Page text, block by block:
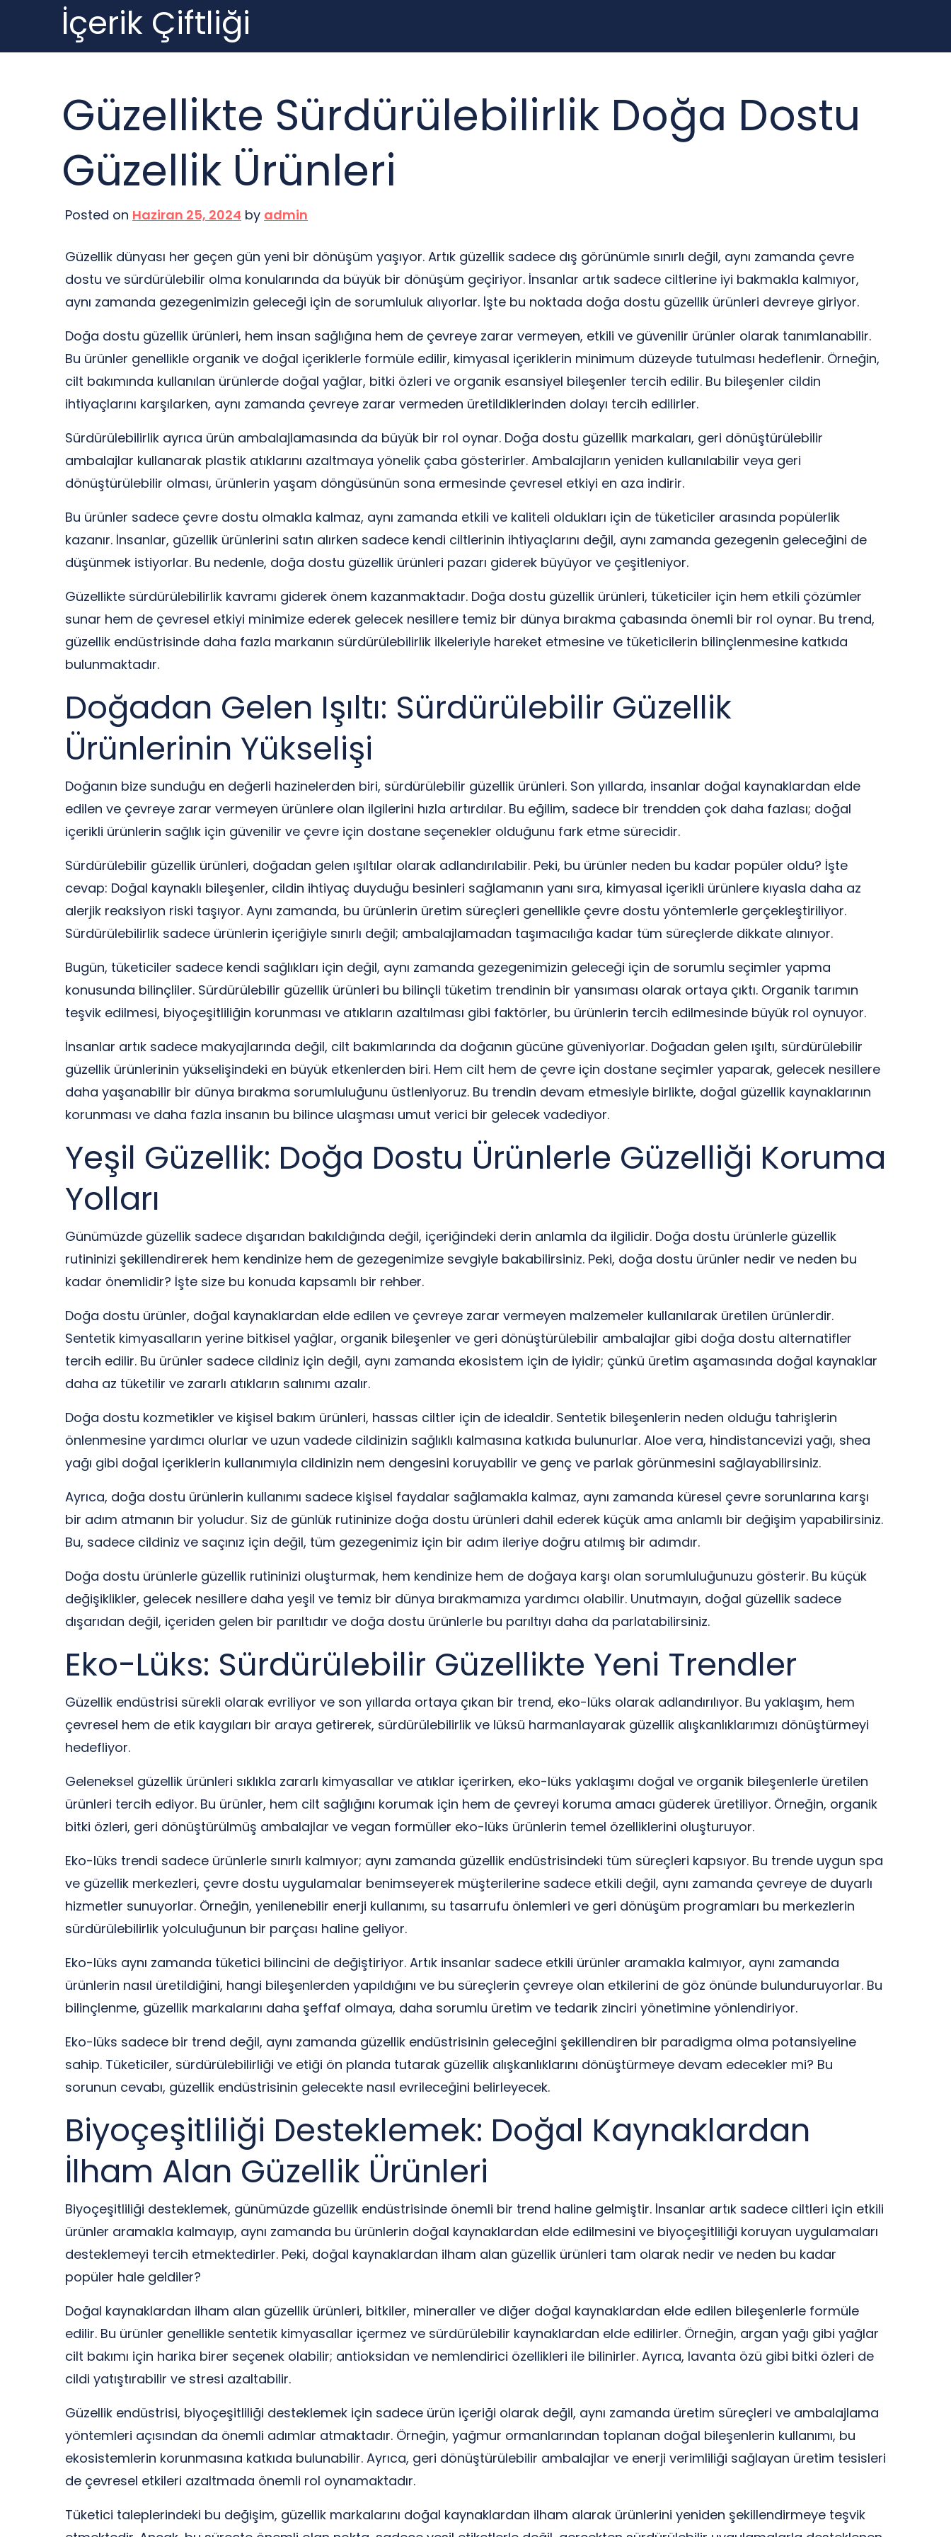
content
İçerik Çiftliği
Güzellikte Sürdürülebilirlik Doğa Dostu
Güzellik Ürünleri
Posted on Haziran 25, 2024 by admin
Güzellik dünyası her geçen gün yeni bir dönüşüm yaşıyor. Artık güzellik sadece dış görünümle sınırlı değil, aynı zamanda çevre
dostu ve sürdürülebilir olma konularında da büyük bir dönüşüm geçiriyor. İnsanlar artık sadece ciltlerine iyi bakmakla kalmıyor,
aynı zamanda gezegenimizin geleceği için de sorumluluk alıyorlar. İşte bu noktada doğa dostu güzellik ürünleri devreye giriyor.
Doğa dostu güzellik ürünleri, hem insan sağlığına hem de çevreye zarar vermeyen, etkili ve güvenilir ürünler olarak tanımlanabilir.
Bu ürünler genellikle organik ve doğal içeriklerle formüle edilir, kimyasal içeriklerin minimum düzeyde tutulması hedeflenir. Örneğin,
cilt bakımında kullanılan ürünlerde doğal yağlar, bitki özleri ve organik esansiyel bileşenler tercih edilir. Bu bileşenler cildin
ihtiyaçlarını karşılarken, aynı zamanda çevreye zarar vermeden üretildiklerinden dolayı tercih edilirler.
Sürdürülebilirlik ayrıca ürün ambalajlamasında da büyük bir rol oynar. Doğa dostu güzellik markaları, geri dönüştürülebilir
ambalajlar kullanarak plastik atıklarını azaltmaya yönelik çaba gösterirler. Ambalajların yeniden kullanılabilir veya geri
dönüştürülebilir olması, ürünlerin yaşam döngüsünün sona ermesinde çevresel etkiyi en aza indirir.
Bu ürünler sadece çevre dostu olmakla kalmaz, aynı zamanda etkili ve kaliteli oldukları için de tüketiciler arasında popülerlik
kazanır. İnsanlar, güzellik ürünlerini satın alırken sadece kendi ciltlerinin ihtiyaçlarını değil, aynı zamanda gezegenin geleceğini de
düşünmek istiyorlar. Bu nedenle, doğa dostu güzellik ürünleri pazarı giderek büyüyor ve çeşitleniyor.
Güzellikte sürdürülebilirlik kavramı giderek önem kazanmaktadır. Doğa dostu güzellik ürünleri, tüketiciler için hem etkili çözümler
sunar hem de çevresel etkiyi minimize ederek gelecek nesillere temiz bir dünya bırakma çabasında önemli bir rol oynar. Bu trend,
güzellik endüstrisinde daha fazla markanın sürdürülebilirlik ilkeleriyle hareket etmesine ve tüketicilerin bilinçlenmesine katkıda
bulunmaktadır.
Doğadan Gelen Işıltı: Sürdürülebilir Güzellik
Ürünlerinin Yükselişi
Doğanın bize sunduğu en değerli hazinelerden biri, sürdürülebilir güzellik ürünleri. Son yıllarda, insanlar doğal kaynaklardan elde
edilen ve çevreye zarar vermeyen ürünlere olan ilgilerini hızla artırdılar. Bu eğilim, sadece bir trendden çok daha fazlası; doğal
içerikli ürünlerin sağlık için güvenilir ve çevre için dostane seçenekler olduğunu fark etme sürecidir.
Sürdürülebilir güzellik ürünleri, doğadan gelen ışıltılar olarak adlandırılabilir. Peki, bu ürünler neden bu kadar popüler oldu? İşte
cevap: Doğal kaynaklı bileşenler, cildin ihtiyaç duyduğu besinleri sağlamanın yanı sıra, kimyasal içerikli ürünlere kıyasla daha az
alerjik reaksiyon riski taşıyor. Aynı zamanda, bu ürünlerin üretim süreçleri genellikle çevre dostu yöntemlerle gerçekleştiriliyor.
Sürdürülebilirlik sadece ürünlerin içeriğiyle sınırlı değil; ambalajlamadan taşımacılığa kadar tüm süreçlerde dikkate alınıyor.
Bugün, tüketiciler sadece kendi sağlıkları için değil, aynı zamanda gezegenimizin geleceği için de sorumlu seçimler yapma
konusunda bilinçliler. Sürdürülebilir güzellik ürünleri bu bilinçli tüketim trendinin bir yansıması olarak ortaya çıktı. Organik tarımın
teşvik edilmesi, biyoçeşitliliğin korunması ve atıkların azaltılması gibi faktörler, bu ürünlerin tercih edilmesinde büyük rol oynuyor.
İnsanlar artık sadece makyajlarında değil, cilt bakımlarında da doğanın gücüne güveniyorlar. Doğadan gelen ışıltı, sürdürülebilir
güzellik ürünlerinin yükselişindeki en büyük etkenlerden biri. Hem cilt hem de çevre için dostane seçimler yaparak, gelecek nesillere
daha yaşanabilir bir dünya bırakma sorumluluğunu üstleniyoruz. Bu trendin devam etmesiyle birlikte, doğal güzellik kaynaklarının
korunması ve daha fazla insanın bu bilince ulaşması umut verici bir gelecek vadediyor.
Yeşil Güzellik: Doğa Dostu Ürünlerle Güzelliği Koruma
Yolları
Günümüzde güzellik sadece dışarıdan bakıldığında değil, içeriğindeki derin anlamla da ilgilidir. Doğa dostu ürünlerle güzellik
rutininizi şekillendirerek hem kendinize hem de gezegenimize sevgiyle bakabilirsiniz. Peki, doğa dostu ürünler nedir ve neden bu
kadar önemlidir? İşte size bu konuda kapsamlı bir rehber.
Doğa dostu ürünler, doğal kaynaklardan elde edilen ve çevreye zarar vermeyen malzemeler kullanılarak üretilen ürünlerdir.
Sentetik kimyasalların yerine bitkisel yağlar, organik bileşenler ve geri dönüştürülebilir ambalajlar gibi doğa dostu alternatifler
tercih edilir. Bu ürünler sadece cildiniz için değil, aynı zamanda ekosistem için de iyidir; çünkü üretim aşamasında doğal kaynaklar
daha az tüketilir ve zararlı atıkların salınımı azalır.
Doğa dostu kozmetikler ve kişisel bakım ürünleri, hassas ciltler için de idealdir. Sentetik bileşenlerin neden olduğu tahrişlerin
önlenmesine yardımcı olurlar ve uzun vadede cildinizin sağlıklı kalmasına katkıda bulunurlar. Aloe vera, hindistancevizi yağı, shea
yağı gibi doğal içeriklerin kullanımıyla cildinizin nem dengesini koruyabilir ve genç ve parlak görünmesini sağlayabilirsiniz.
Ayrıca, doğa dostu ürünlerin kullanımı sadece kişisel faydalar sağlamakla kalmaz, aynı zamanda küresel çevre sorunlarına karşı
bir adım atmanın bir yoludur. Siz de günlük rutininize doğa dostu ürünleri dahil ederek küçük ama anlamlı bir değişim yapabilirsiniz.
Bu, sadece cildiniz ve saçınız için değil, tüm gezegenimiz için bir adım ileriye doğru atılmış bir adımdır.
Doğa dostu ürünlerle güzellik rutininizi oluşturmak, hem kendinize hem de doğaya karşı olan sorumluluğunuzu gösterir. Bu küçük
değişiklikler, gelecek nesillere daha yeşil ve temiz bir dünya bırakmamıza yardımcı olabilir. Unutmayın, doğal güzellik sadece
dışarıdan değil, içeriden gelen bir parıltıdır ve doğa dostu ürünlerle bu parıltıyı daha da parlatabilirsiniz.
Eko-Lüks: Sürdürülebilir Güzellikte Yeni Trendler
Güzellik endüstrisi sürekli olarak evriliyor ve son yıllarda ortaya çıkan bir trend, eko-lüks olarak adlandırılıyor. Bu yaklaşım, hem
çevresel hem de etik kaygıları bir araya getirerek, sürdürülebilirlik ve lüksü harmanlayarak güzellik alışkanlıklarımızı dönüştürmeyi
hedefliyor.
Geleneksel güzellik ürünleri sıklıkla zararlı kimyasallar ve atıklar içerirken, eko-lüks yaklaşımı doğal ve organik bileşenlerle üretilen
ürünleri tercih ediyor. Bu ürünler, hem cilt sağlığını korumak için hem de çevreyi koruma amacı güderek üretiliyor. Örneğin, organik
bitki özleri, geri dönüştürülmüş ambalajlar ve vegan formüller eko-lüks ürünlerin temel özelliklerini oluşturuyor.
Eko-lüks trendi sadece ürünlerle sınırlı kalmıyor; aynı zamanda güzellik endüstrisindeki tüm süreçleri kapsıyor. Bu trende uygun spa
ve güzellik merkezleri, çevre dostu uygulamalar benimseyerek müşterilerine sadece etkili değil, aynı zamanda çevreye de duyarlı
hizmetler sunuyorlar. Örneğin, yenilenebilir enerji kullanımı, su tasarrufu önlemleri ve geri dönüşüm programları bu merkezlerin
sürdürülebilirlik yolculuğunun bir parçası haline geliyor.
Eko-lüks aynı zamanda tüketici bilincini de değiştiriyor. Artık insanlar sadece etkili ürünler aramakla kalmıyor, aynı zamanda
ürünlerin nasıl üretildiğini, hangi bileşenlerden yapıldığını ve bu süreçlerin çevreye olan etkilerini de göz önünde bulunduruyorlar. Bu
bilinçlenme, güzellik markalarını daha şeffaf olmaya, daha sorumlu üretim ve tedarik zinciri yönetimine yönlendiriyor.
Eko-lüks sadece bir trend değil, aynı zamanda güzellik endüstrisinin geleceğini şekillendiren bir paradigma olma potansiyeline
sahip. Tüketiciler, sürdürülebilirliği ve etiği ön planda tutarak güzellik alışkanlıklarını dönüştürmeye devam edecekler mi? Bu
sorunun cevabı, güzellik endüstrisinin gelecekte nasıl evrileceğini belirleyecek.
Biyoçeşitliliği Desteklemek: Doğal Kaynaklardan
İlham Alan Güzellik Ürünleri
Biyoçeşitliliği desteklemek, günümüzde güzellik endüstrisinde önemli bir trend haline gelmiştir. İnsanlar artık sadece ciltleri için etkili
ürünler aramakla kalmayıp, aynı zamanda bu ürünlerin doğal kaynaklardan elde edilmesini ve biyoçeşitliliği koruyan uygulamaları
desteklemeyi tercih etmektedirler. Peki, doğal kaynaklardan ilham alan güzellik ürünleri tam olarak nedir ve neden bu kadar
popüler hale geldiler?
Doğal kaynaklardan ilham alan güzellik ürünleri, bitkiler, mineraller ve diğer doğal kaynaklardan elde edilen bileşenlerle formüle
edilir. Bu ürünler genellikle sentetik kimyasallar içermez ve sürdürülebilir kaynaklardan elde edilirler. Örneğin, argan yağı gibi yağlar
cilt bakımı için harika birer seçenek olabilir; antioksidan ve nemlendirici özellikleri ile bilinirler. Ayrıca, lavanta özü gibi bitki özleri de
cildi yatıştırabilir ve stresi azaltabilir.
Güzellik endüstrisi, biyoçeşitliliği desteklemek için sadece ürün içeriği olarak değil, aynı zamanda üretim süreçleri ve ambalajlama
yöntemleri açısından da önemli adımlar atmaktadır. Örneğin, yağmur ormanlarından toplanan doğal bileşenlerin kullanımı, bu
ekosistemlerin korunmasına katkıda bulunabilir. Ayrıca, geri dönüştürülebilir ambalajlar ve enerji verimliliği sağlayan üretim tesisleri
de çevresel etkileri azaltmada önemli rol oynamaktadır.
Tüketici taleplerindeki bu değişim, güzellik markalarını doğal kaynaklardan ilham alarak ürünlerini yeniden şekillendirmeye teşvik